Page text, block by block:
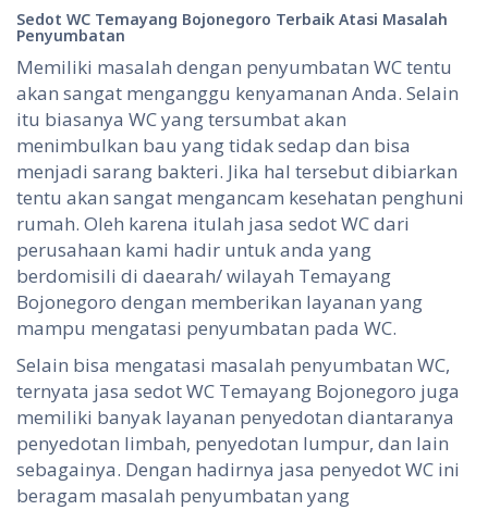
Sedot WC Temayang Bojonegoro Terbaik Atasi Masalah
Penyumbatan
Memiliki masalah dengan penyumbatan WC tentu
akan sangat menganggu kenyamanan Anda. Selain
itu biasanya WC yang tersumbat akan
menimbulkan bau yang tidak sedap dan bisa
menjadi sarang bakteri. Jika hal tersebut dibiarkan
tentu akan sangat mengancam kesehatan penghuni
rumah. Oleh karena itulah jasa sedot WC dari
perusahaan kami hadir untuk anda yang
berdomisili di daearah/ wilayah Temayang
Bojonegoro dengan memberikan layanan yang
mampu mengatasi penyumbatan pada WC.
Selain bisa mengatasi masalah penyumbatan WC,
ternyata jasa sedot WC Temayang Bojonegoro juga
memiliki banyak layanan penyedotan diantaranya
penyedotan limbah, penyedotan lumpur, dan lain
sebagainya. Dengan hadirnya jasa penyedot WC ini
beragam masalah penyumbatan yang